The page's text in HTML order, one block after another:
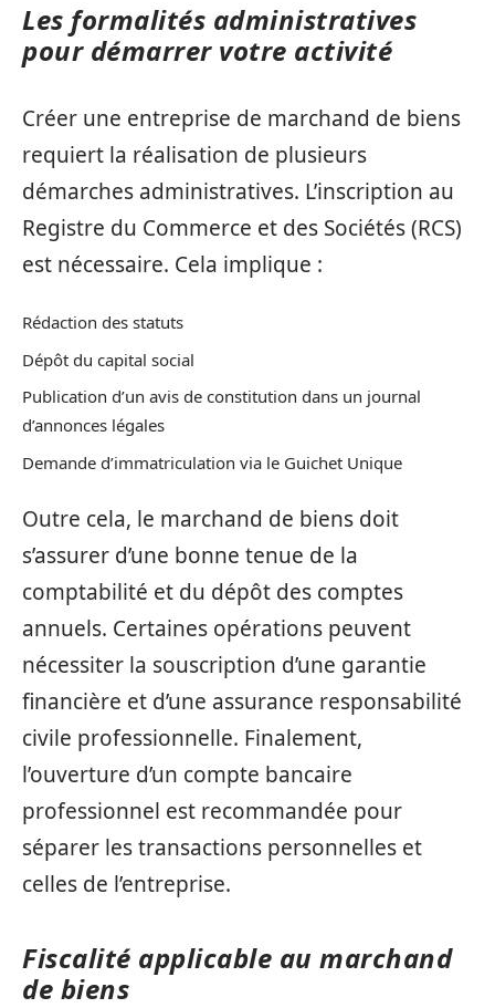
Les formalités administratives
pour démarrer votre activité
Créer une entreprise de marchand de biens
requiert la réalisation de plusieurs
démarches administratives. L’inscription au
Registre du Commerce et des Sociétés (RCS)
est nécessaire. Cela implique :
Rédaction des statuts
Dépôt du capital social
Publication d’un avis de constitution dans un journal
d’annonces légales
Demande d’immatriculation via le Guichet Unique
Outre cela, le marchand de biens doit
s’assurer d’une bonne tenue de la
comptabilité et du dépôt des comptes
annuels. Certaines opérations peuvent
nécessiter la souscription d’une garantie
financière et d’une assurance responsabilité
civile professionnelle. Finalement,
l’ouverture d’un compte bancaire
professionnel est recommandée pour
séparer les transactions personnelles et
celles de l’entreprise.
Fiscalité applicable au marchand
de biens